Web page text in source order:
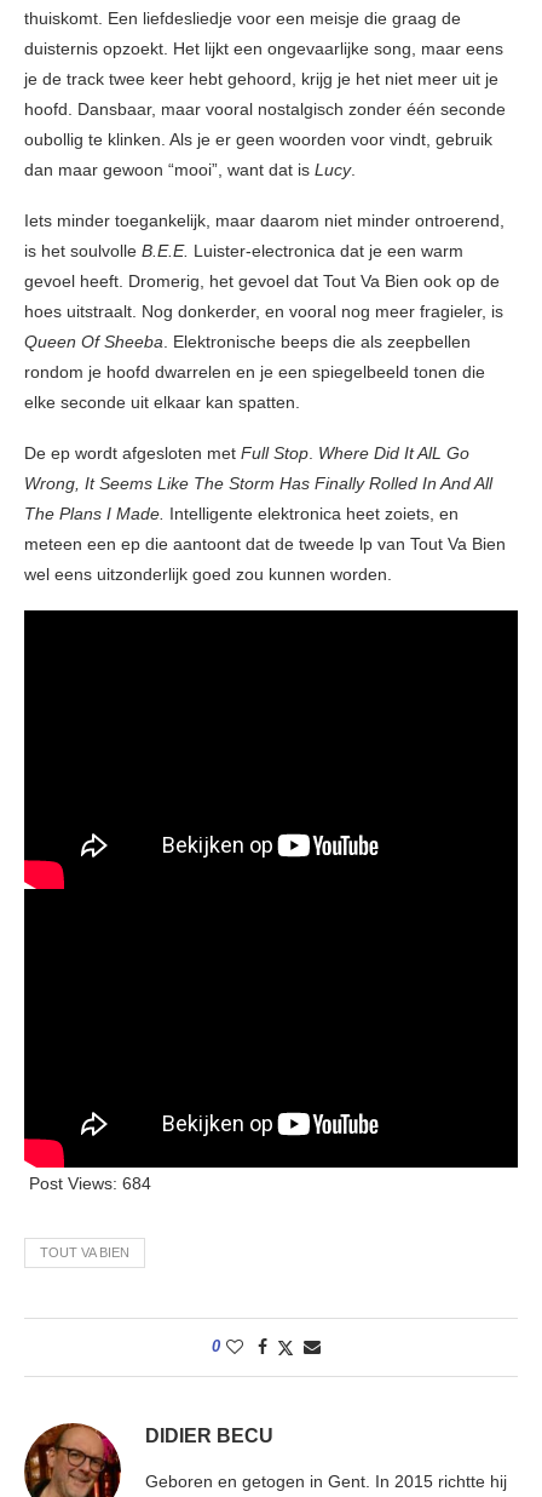
thuiskomt. Een liefdesliedje voor een meisje die graag de
duisternis opzoekt. Het lijkt een ongevaarlijke song, maar eens
je de track twee keer hebt gehoord, krijg je het niet meer uit je
hoofd. Dansbaar, maar vooral nostalgisch zonder één seconde
oubollig te klinken. Als je er geen woorden voor vindt, gebruik
dan maar gewoon “mooi”, want dat is Lucy.
Iets minder toegankelijk, maar daarom niet minder ontroerend,
is het soulvolle B.E.E. Luister-electronica dat je een warm
gevoel heeft. Dromerig, het gevoel dat Tout Va Bien ook op de
hoes uitstraalt. Nog donkerder, en vooral nog meer fragieler, is
Queen Of Sheeba. Elektronische beeps die als zeepbellen
rondom je hoofd dwarrelen en je een spiegelbeeld tonen die
elke seconde uit elkaar kan spatten.
De ep wordt afgesloten met Full Stop. Where Did It AlL Go
Wrong, It Seems Like The Storm Has Finally Rolled In And All
The Plans I Made. Intelligente elektronica heet zoiets, en
meteen een ep die aantoont dat de tweede lp van Tout Va Bien
wel eens uitzonderlijk goed zou kunnen worden.
Post Views: 684
TOUT VA BIEN
0
DIDIER BECU
Geboren en getogen in Gent. In 2015 richtte hij